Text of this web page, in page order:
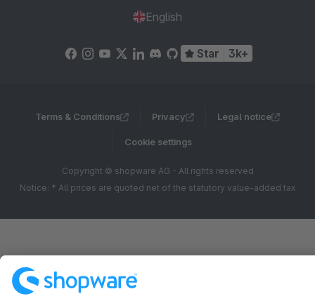
English
Star 3k+
Terms & Conditions Privacy Legal notice
Cookie settings
Copyright © shopware AG - All rights reserved
Notice: * All prices are quoted net of the statutory value-added tax